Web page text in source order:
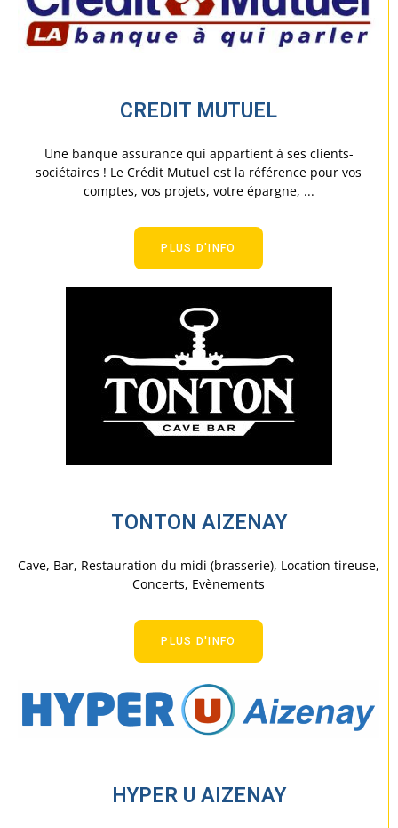
CREDIT MUTUEL
Une banque assurance qui appartient à ses clients-
sociétaires ! Le Crédit Mutuel est la référence pour vos
comptes, vos projets, votre épargne, ...
PLUS D'INFO
TONTON AIZENAY
Cave, Bar, Restauration du midi (brasserie), Location tireuse,
Concerts, Evènements
PLUS D'INFO
HYPER U AIZENAY